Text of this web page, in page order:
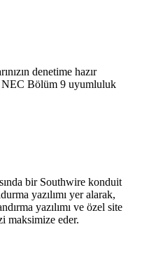
denetime hazır
NEC Bölüm 9 uyumluluk
bir Southwire konduit
yazılımı yer alarak,
yazılımı ve özel site
maksimize eder.